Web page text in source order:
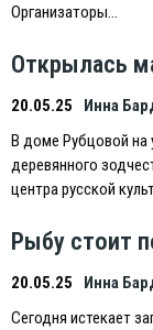
Организаторы…
Открылась
20.05.25 Инна
В доме Рубцовой на
деревянного
центра русской
Рыбу стоит
20.05.25 Инна
Сегодня истекает